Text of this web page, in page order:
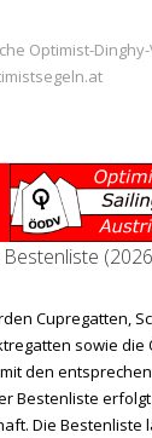
Optimist-
Cupregatten,
sowie die
den
Bestenliste
Die Bestenliste